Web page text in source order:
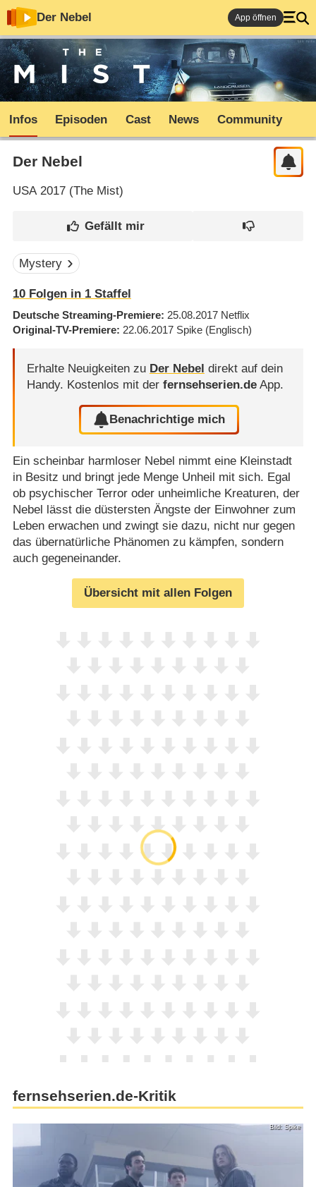
Der Nebel App öffnen
Infos Episoden Cast News Community
Der Nebel
USA2017 (The Mist)
Mystery
10Folgen in 1Staffel
Deutsche Streaming-Premiere 25.08.2017 Netflix
Original-TV-Premiere 22.06.2017 Spike (Englisch)
Erhalte Neuigkeiten zu Der Nebel direkt auf dein
Handy. Kostenlos mit der fernsehserien.deApp.
Benachrichtige mich
Ein scheinbar harmloser Nebel nimmt eine Kleinstadt
in Besitz und bringt jede Menge Unheil mit sich. Egal
ob psychischer Terror oder unheimliche Kreaturen, der
Nebel lässt die düstersten Ängste der Einwohner zum
Leben erwachen und zwingt sie dazu, nicht nur gegen
das übernatürliche Phänomen zu kämpfen, sondern
auch gegeneinander.
Übersicht mit allen Folgen
fernsehserien.de-Kritik
Bild: Spike